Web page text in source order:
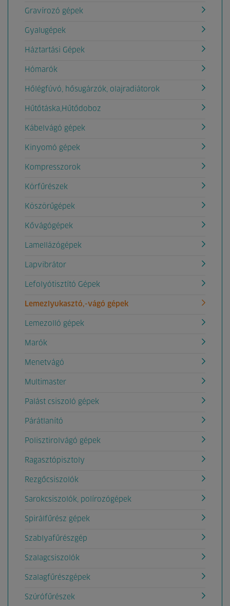
Gravírozó gépek
Gyalugépek
Háztartási Gépek
Hómarók
Hőlégfúvó, hősugárzók, olajradiátorok
Hűtőtáska,Hűtődoboz
Kábelvágó gépek
Kinyomó gépek
Kompresszorok
Körfűrészek
Köszörűgépek
Kővágógépek
Lamellázógépek
Lapvibrátor
Lefolyótisztító Gépek
Lemezlyukasztó,-vágó gépek
Lemezolló gépek
Marók
Menetvágó
Multimaster
Palást csiszoló gépek
Párátlanító
Polisztirolvágó gépek
Ragasztópisztoly
Rezgőcsiszolók
Sarokcsiszolók, polírozógépek
Spirálfűrész gépek
Szablyafűrészgép
Szalagcsiszolók
Szalagfűrészgépek
Szúrófűrészek